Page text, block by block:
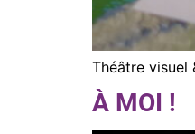
Théâtre visuel
À MOI !